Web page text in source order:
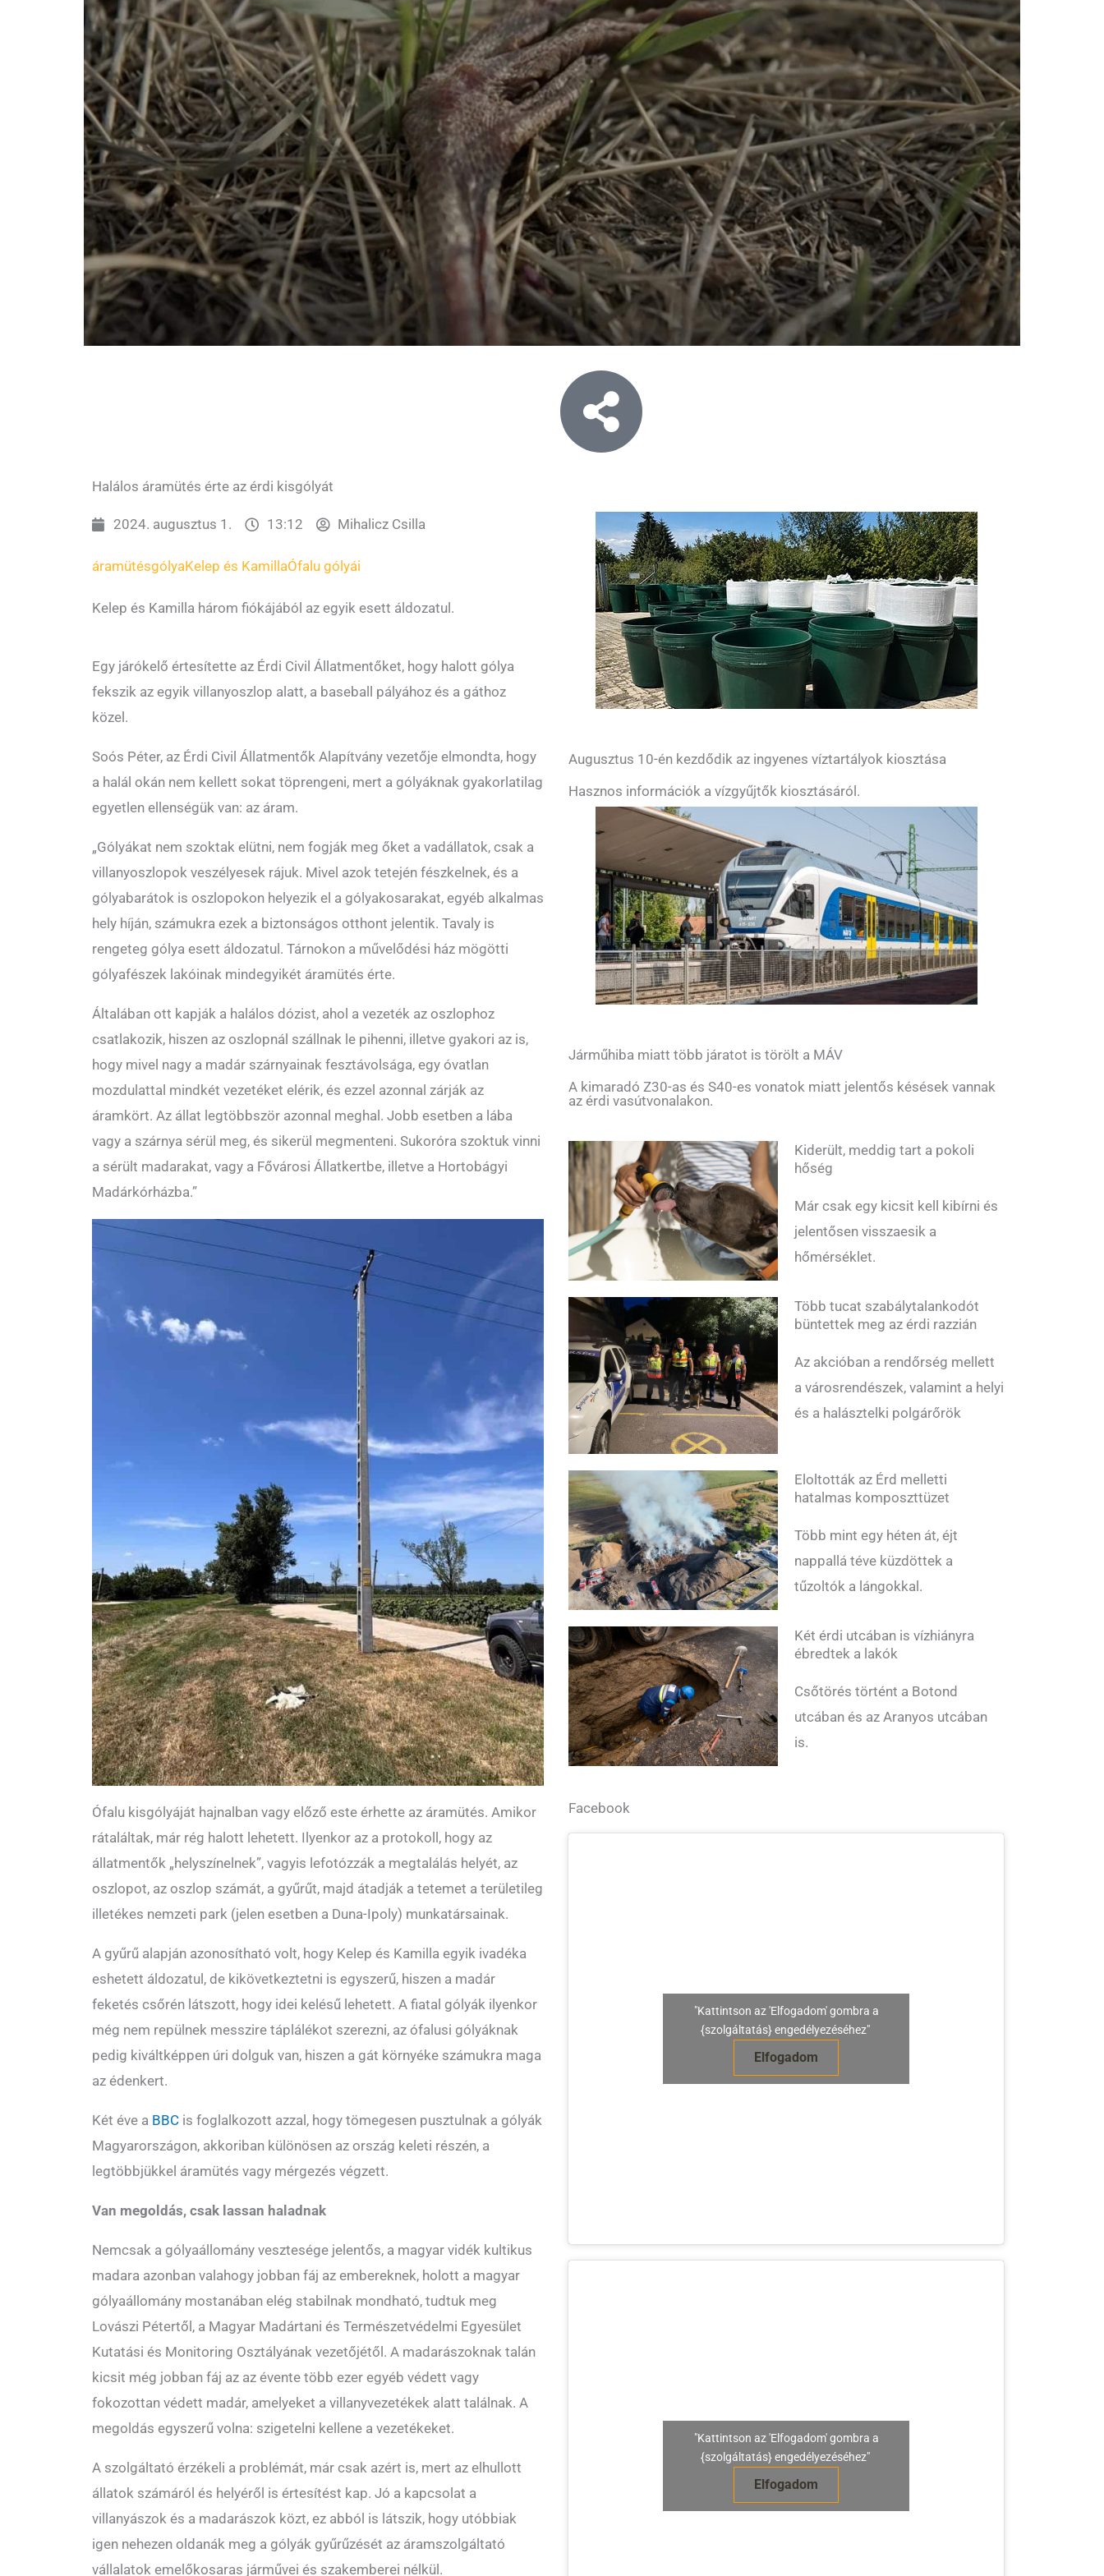
Halálos áramütés érte az érdi kisgólyát
2024. augusztus 1. 13:12 Mihalicz Csilla
áramütésgólyaKelep és KamillaÓfalu gólyái
Kelep és Kamilla három fiókájából az egyik esett áldozatul.
Egy járókelő értesítette az Érdi Civil Állatmentőket, hogy halott gólya
fekszik az egyik villanyoszlop alatt, a baseball pályához és a gáthoz
közel.
Soós Péter, az Érdi Civil Állatmentők Alapítvány vezetője elmondta, hogy
a halál okán nem kellett sokat töprengeni, mert a gólyáknak gyakorlatilag
egyetlen ellenségük van: az áram.
„Gólyákat nem szoktak elütni, nem fogják meg őket a vadállatok, csak a
villanyoszlopok veszélyesek rájuk. Mivel azok tetején fészkelnek, és a
gólyabarátok is oszlopokon helyezik el a gólyakosarakat, egyéb alkalmas
hely híján, számukra ezek a biztonságos otthont jelentik. Tavaly is
rengeteg gólya esett áldozatul. Tárnokon a művelődési ház mögötti
gólyafészek lakóinak mindegyikét áramütés érte.
Általában ott kapják a halálos dózist, ahol a vezeték az oszlophoz
csatlakozik, hiszen az oszlopnál szállnak le pihenni, illetve gyakori az is,
hogy mivel nagy a madár szárnyainak fesztávolsága, egy óvatlan
mozdulattal mindkét vezetéket elérik, és ezzel azonnal zárják az
áramkört. Az állat legtöbbször azonnal meghal. Jobb esetben a lába
vagy a szárnya sérül meg, és sikerül megmenteni. Sukoróra szoktuk vinni
a sérült madarakat, vagy a Fővárosi Állatkertbe, illetve a Hortobágyi
Madárkórházba.”
Ófalu kisgólyáját hajnalban vagy előző este érhette az áramütés. Amikor
rátaláltak, már rég halott lehetett. Ilyenkor az a protokoll, hogy az
állatmentők „helyszínelnek”, vagyis lefotózzák a megtalálás helyét, az
oszlopot, az oszlop számát, a gyűrűt, majd átadják a tetemet a területileg
illetékes nemzeti park (jelen esetben a Duna-Ipoly) munkatársainak.
A gyűrű alapján azonosítható volt, hogy Kelep és Kamilla egyik ivadéka
eshetett áldozatul, de kikövetkeztetni is egyszerű, hiszen a madár
feketés csőrén látszott, hogy idei kelésű lehetett. A fiatal gólyák ilyenkor
még nem repülnek messzire táplálékot szerezni, az ófalusi gólyáknak
pedig kiváltképpen úri dolguk van, hiszen a gát környéke számukra maga
az édenkert.
Két éve a BBC is foglalkozott azzal, hogy tömegesen pusztulnak a gólyák
Magyarországon, akkoriban különösen az ország keleti részén, a
legtöbbjükkel áramütés vagy mérgezés végzett.
Van megoldás, csak lassan haladnak
Nemcsak a gólyaállomány vesztesége jelentős, a magyar vidék kultikus
madara azonban valahogy jobban fáj az embereknek, holott a magyar
gólyaállomány mostanában elég stabilnak mondható, tudtuk meg
Lovászi Pétertől, a Magyar Madártani és Természetvédelmi Egyesület
Kutatási és Monitoring Osztályának vezetőjétől. A madarászoknak talán
kicsit még jobban fáj az az évente több ezer egyéb védett vagy
fokozottan védett madár, amelyeket a villanyvezetékek alatt találnak. A
megoldás egyszerű volna: szigetelni kellene a vezetékeket.
A szolgáltató érzékeli a problémát, már csak azért is, mert az elhullott
állatok számáról és helyéről is értesítést kap. Jó a kapcsolat a
villanyászok és a madarászok közt, ez abból is látszik, hogy utóbbiak
igen nehezen oldanák meg a gólyák gyűrűzését az áramszolgáltató
vállalatok emelőkosaras járművei és szakemberei nélkül.
Augusztus 10-én kezdődik az ingyenes víztartályok kiosztása
Hasznos információk a vízgyűjtők kiosztásáról.
Járműhiba miatt több járatot is törölt a MÁV
A kimaradó Z30-as és S40-es vonatok miatt jelentős késések vannak
az érdi vasútvonalakon.
Kiderült, meddig tart a pokoli
hőség
Már csak egy kicsit kell kibírni és
jelentősen visszaesik a
hőmérséklet.
Több tucat szabálytalankodót
büntettek meg az érdi razzián
Az akcióban a rendőrség mellett
a városrendészek, valamint a helyi
és a halásztelki polgárőrök
Eloltották az Érd melletti
hatalmas komposzttüzet
Több mint egy héten át, éjt
nappallá téve küzdöttek a
tűzoltók a lángokkal.
Két érdi utcában is vízhiányra
ébredtek a lakók
Csőtörés történt a Botond
utcában és az Aranyos utcában
is.
Facebook
"Kattintson az 'Elfogadom' gombra a
{szolgáltatás} engedélyezéséhez"
Elfogadom
"Kattintson az 'Elfogadom' gombra a
{szolgáltatás} engedélyezéséhez"
Elfogadom